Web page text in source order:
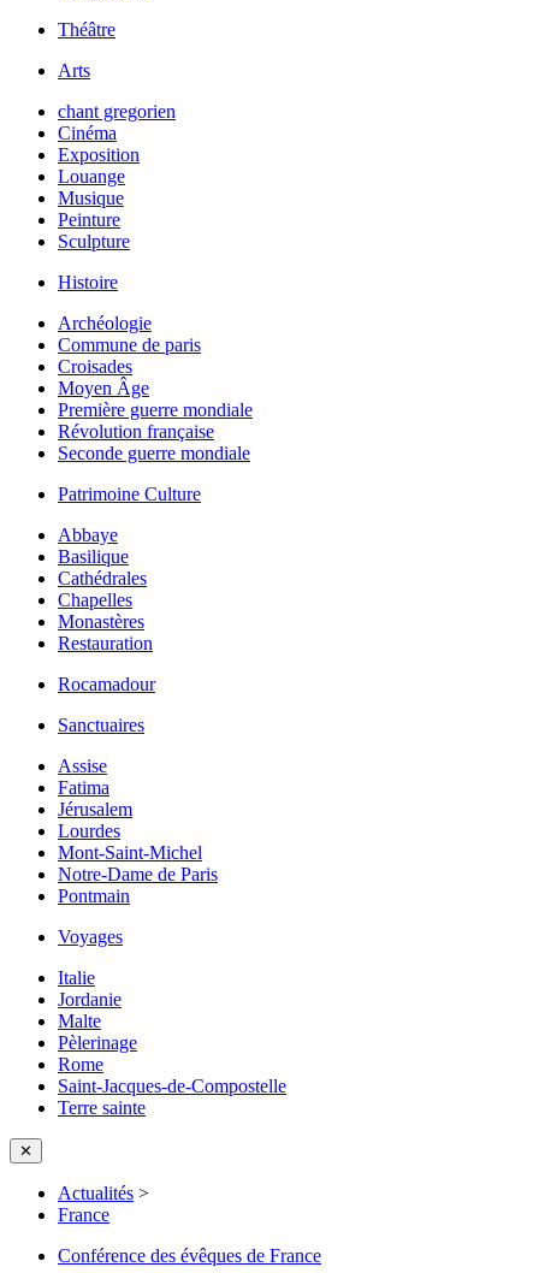
Théâtre
Arts
chant gregorien
Cinéma
Exposition
Louange
Musique
Peinture
Sculpture
Histoire
Archéologie
Commune de paris
Croisades
Moyen Âge
Première guerre mondiale
Révolution française
Seconde guerre mondiale
Patrimoine Culture
Abbaye
Basilique
Cathédrales
Chapelles
Monastères
Restauration
Rocamadour
Sanctuaires
Assise
Fatima
Jérusalem
Lourdes
Mont-Saint-Michel
Notre-Dame de Paris
Pontmain
Voyages
Italie
Jordanie
Malte
Pèlerinage
Rome
Saint-Jacques-de-Compostelle
Terre sainte
✕
Actualités >
France
Conférence des évêques de France